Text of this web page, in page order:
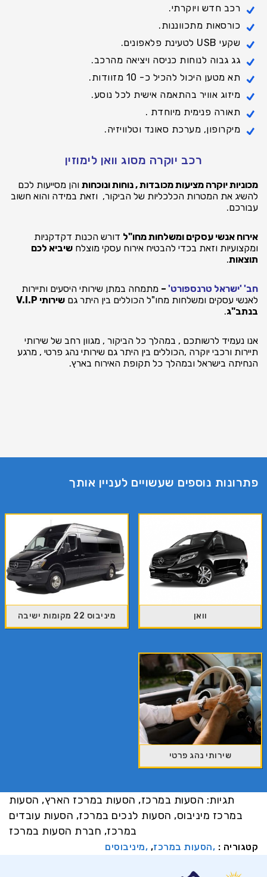
רכב חדש ויוקרתי.
כורסאות מתכווננות.
שקעי USB לטעינת פלאפונים.
גג גבוה לנוחות כניסה ויציאה מהרכב.
תא מטען היכול להכיל כ- 10 מזוודות.
מיזוג אוויר בהתאמה אישית לכל נוסע.
תאורה פנימית מיוחדת .
מיקרופון, מערכת סאונד וטלוויזיה.
רכב יוקרה מסוג וואן לימוזין
מכוניות יוקרה מציעות מכובדות , נוחות ונוכחות והן מסייעות לכם
להשיג את המטרות הכלכליות של הביקור, וזאת במידה והוא חשוב
עבורכם.
אירוח אנשי עסקים ומשלחות מחו"ל דורש הכנות דקדקניות
ומקצועיות וזאת בכדי להבטיח אירוח עסקי מוצלח שיביא לכם
תוצאות.
חב' 'ישראל טרנספורט' – מתמחה במתן שירותי היסעים ותיירות
לאנשי עסקים ומשלחות מחו"ל הכוללים בין היתר גם
שירותי V.I.P
בנתב"ג.
אנו נעמיד לרשותכם , במהלך כל הביקור , מגוון רחב של שירותי
תיירות ורכבי יוקרה ,הכוללים בין היתר גם שירותי נהג פרטי , מרגע
הנחיתה בישראל ובמהלך כל תקופת האירוח בארץ.
פתרונות נוספים שעשויים לעניין אותך
וואן מיניבוס 22 מקומות ישיבה
שירותי נהג פרטי
תגיות: הסעות במרכז, הסעות במרכז הארץ, הסעות
במרכז מיניבוס, הסעות לנכים במרכז, הסעות עובדים
במרכז, חברת הסעות במרכז
קטגוריה : הסעות במרכז, מיניבוסים